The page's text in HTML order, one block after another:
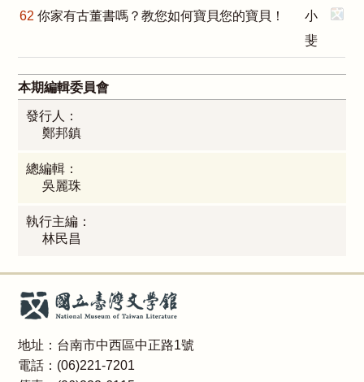
62 你家有古董書嗎？教您如何寶貝您的寶貝！
小
斐
本期編輯委員會
發行人：
鄭邦鎮
總編輯：
吳麗珠
執行主編：
林民昌
地址：台南市中西區中正路1號
電話：(06)221-7201